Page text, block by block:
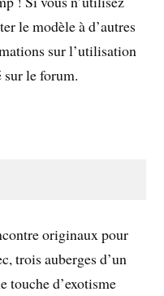
le modèle à d’autres
sur l’utilisation
le forum.
originaux pour
trois auberges d’un
touche d’exotisme